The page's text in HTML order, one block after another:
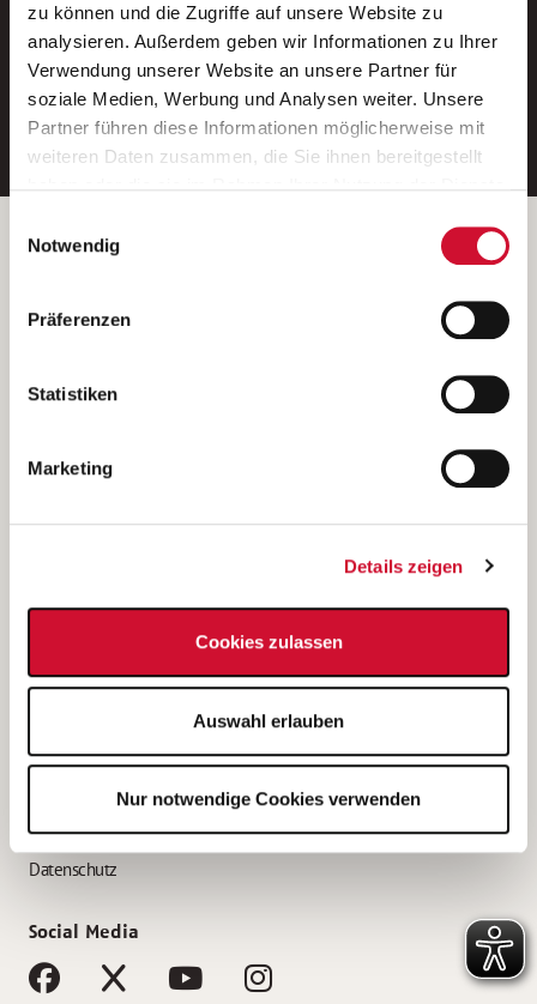
zu können und die Zugriffe auf unsere Website zu
analysieren. Außerdem geben wir Informationen zu Ihrer
Verwendung unserer Website an unsere Partner für
soziale Medien, Werbung und Analysen weiter. Unsere
Partner führen diese Informationen möglicherweise mit
weiteren Daten zusammen, die Sie ihnen bereitgestellt
Wenn Sie auf „Cookies zulassen“ klicken, so stimmen
Sie der Speicherung sämtlicher Cookies zu. Sie können
Ihre Einwilligung selbstverständlich jederzeit widerrufen,
indem Sie die Cookie-Einstellungen aufrufen und diese
unsererDatenschutzerklärung
Notwendig
Präferenzen
Statistiken
Marketing
Details zeigen
Cookies zulassen
Auswahl erlauben
Nur notwendige Cookies verwenden
Ein kostenloser Service von AWO
Jobs.
E-Mail-Adresse eintragen
Betreiber der Webseite
Kantstraße 45a
(Ein Tochterunternehmen des AWO Bezirksverbandes Unterfranken
e.V.)
Bewerbung als Altenpflegehelfer*in
Bewerbung als Erzieher*in
AWO Gliederungen nach Bundesland
Impressum
Datenschutz
Social Media